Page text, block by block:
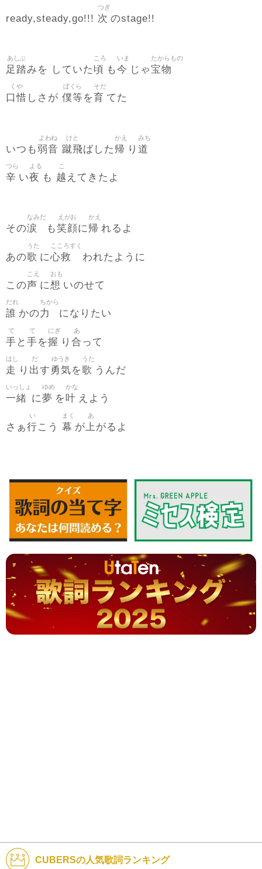
ready,steady,go!!! 次
つぎ
のstage!!
足踏
あしぶ
みを していた頃
ころ
も今
いま
じゃ宝物
たからもの
口惜
くや
しさが 僕等
ぼくら
を 育
そだ
てた
いつも弱音
よわね
蹴飛
けと
ばした 帰
かえ
り 道
みち
辛
つら
い夜
よる
も 越
こ
えてきたよ
その涙
なみだ
も笑顔
えがお
に帰
かえ
れるよ
あの歌
うた
に心救
こころすく
われたように
この声
こえ
に想
おも
いのせて
誰
だれ
かの力
ちから
になりたい
手
て
と 手
て
を握
にぎ
り 合
あ
って
走
はし
り 出
だ
す 勇気
ゆうき
を歌
うた
うんだ
一緒
いっしょ
に夢
ゆめ
を叶
かな
えよう
さぁ行
い
こう 幕
まく
が 上
あ
がるよ
CUBERSの人気歌詞ランキング